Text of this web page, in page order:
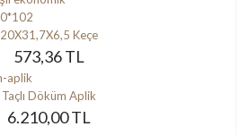
20X31,7X6,5 Keçe
573,36 TL
Taçlı Döküm Aplik
6.210,00 TL